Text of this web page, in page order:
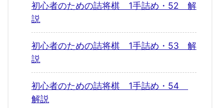
初心者のための詰将棋 1手詰め・52 解
説
初心者のための詰将棋 1手詰め・53 解
説
初心者のための詰将棋 1手詰め・54
解説